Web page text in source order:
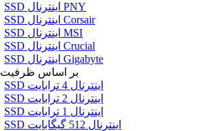
SSD اینترنال PNY
SSD اینترنال Corsair
SSD اینترنال MSI
SSD اینترنال Crucial
SSD اینترنال Gigabyte
SSD بر اساس ظرفیت
SSD اینترنال 4 ترابایت
SSD اینترنال 2 ترابایت
SSD اینترنال 1 ترابایت
SSD اینترنال 512 گیگابایت